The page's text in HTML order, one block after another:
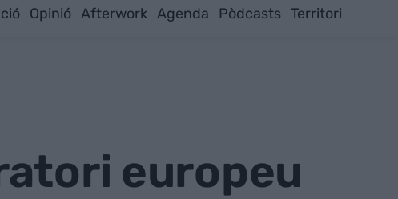
Opinió Afterwork Agenda Pòdcasts Territori
europeu